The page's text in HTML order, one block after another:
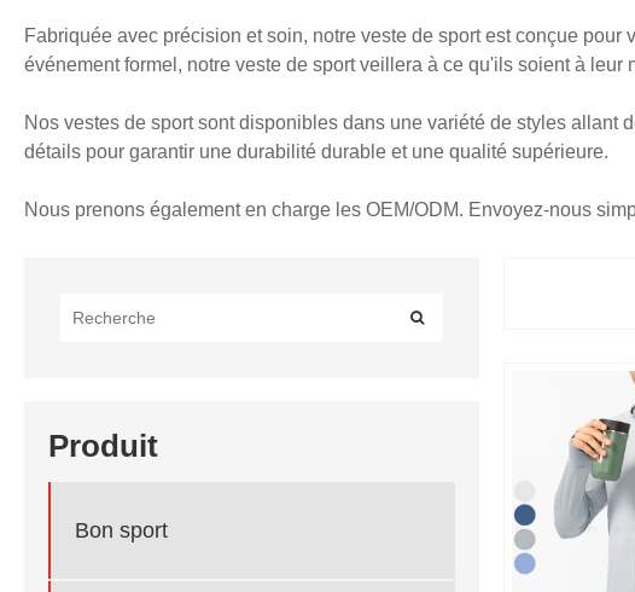
Fabriquée avec précision et soin, notre veste de sport est conçue
événement formel, notre veste de sport veillera à ce qu'ils soient à leur
Nos vestes de sport sont disponibles dans une variété de styles
détails pour garantir une durabilité durable et une qualité supérieure.
Nous prenons également en charge les OEM/ODM. Envoyez-nous
Produit
Bon sport